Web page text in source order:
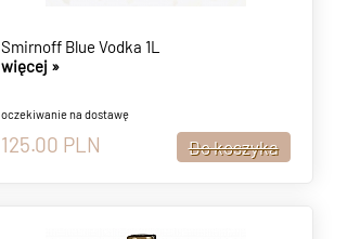
Smirnoff Blue Vodka 1L
więcej »
oczekiwanie na dostawę
125.00 PLN